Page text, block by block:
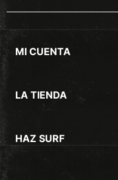
MI CUENTA
LA TIENDA
HAZ SURF